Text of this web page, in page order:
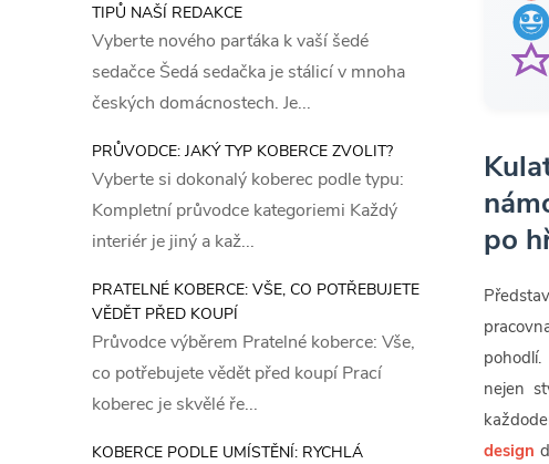
TIPŮ NAŠÍ REDAKCE
Vyberte nového parťáka k vaší šedé
sedačce Šedá sedačka je stálicí v mnoha
českých domácnostech. Je...
PRŮVODCE: JAKÝ TYP KOBERCE ZVOLIT?
Vyberte si dokonalý koberec podle typu:
Kompletní průvodce kategoriemi Každý
interiér je jiný a kaž...
PRATELNÉ KOBERCE: VŠE, CO POTŘEBUJETE
VĚDĚT PŘED KOUPÍ
Průvodce výběrem Pratelné koberce: Vše,
co potřebujete vědět před koupí Prací
koberec je skvělé ře...
KOBERCE PODLE UMÍSTĚNÍ: RYCHLÁ
po
nejen
design